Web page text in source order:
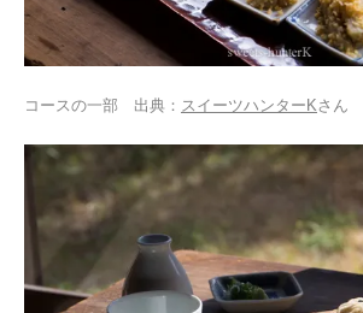
コースの一部 出典： スイーツハンターKさん